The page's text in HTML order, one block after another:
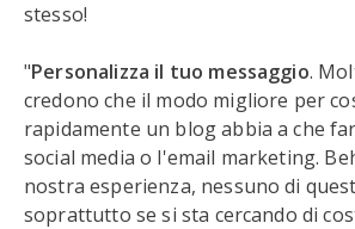
stesso!
"Personalizza il tuo messaggio.
credono che il modo migliore per
rapidamente un blog abbia a che
social media o l'email marketing.
nostra esperienza, nessuno di
soprattutto se si sta cercando di